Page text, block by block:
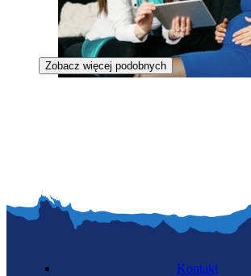
Zobacz więcej podobnych
Kontakt